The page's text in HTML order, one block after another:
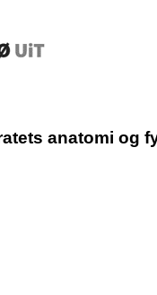
anatomi og